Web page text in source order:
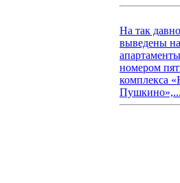
На так
выведены
номером
комплекса
Пушкино»,...